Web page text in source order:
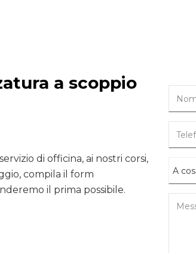
a scoppio
di officina, ai nostri corsi,
compila il form
il prima possibile.